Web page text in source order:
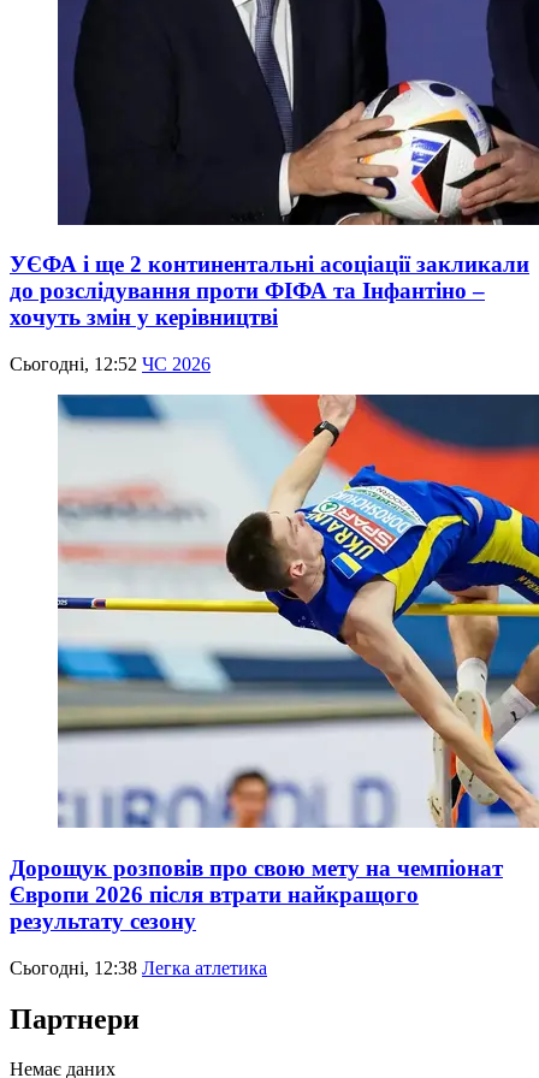
УЄФА і ще 2 континентальні асоціації закликали
до розслідування проти ФІФА та Інфантіно –
хочуть змін у керівництві
Сьогодні, 12:52 ЧС 2026
Дорощук розповів про свою мету на чемпіонат
Європи 2026 після втрати найкращого
результату сезону
Сьогодні, 12:38 Легка атлетика
Партнери
Немає даних